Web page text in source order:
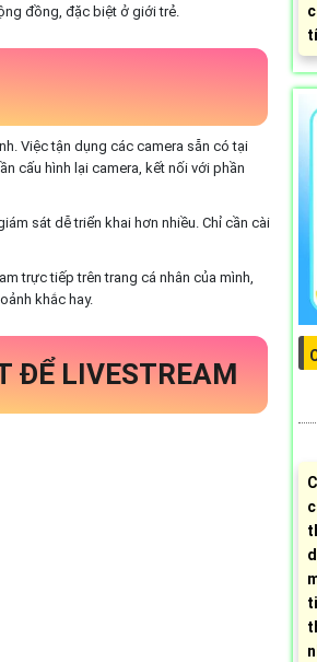
đồng, đặc biệt ở giới trẻ.
Việc tận dụng các camera sẵn có tại
cấu hình lại camera, kết nối với phần
sát dễ triển khai hơn nhiều. Chỉ cần cài
trực tiếp trên trang cá nhân của mình,
khắc hay.
ĐỂ LIVESTREAM